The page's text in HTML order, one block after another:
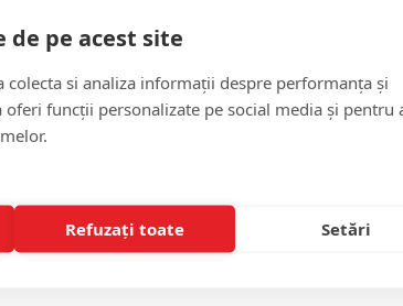
îndepărtate.
pescari cu toate nivelurile de experiență
orice tip de teren
de pe acest site
colecta si analiza informații despre performanța și
funcții personalizate pe social media și pentru
Refuzați toate Setări